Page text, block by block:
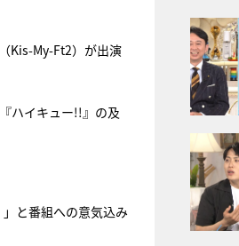
Kis-My-Ft2）が出演
ハイキュー!!』の及
と番組への意気込み